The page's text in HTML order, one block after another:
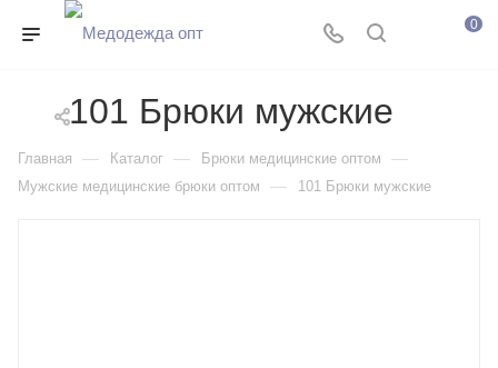
0
101 Брюки мужские
Главная — Каталог — Брюки медицинские оптом —
Мужские медицинские брюки оптом — 101 Брюки мужские